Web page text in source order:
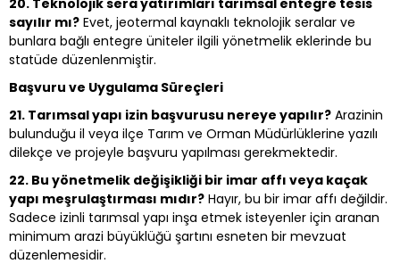
sayılır mı? Evet, jeotermal kaynaklı teknolojik seralar ve
bunlara bağlı entegre üniteler ilgili yönetmelik eklerinde bu
statüde düzenlenmiştir.
Başvuru ve Uygulama Süreçleri
21. Tarımsal yapı izin başvurusu nereye yapılır? Arazinin
bulunduğu il veya ilçe Tarım ve Orman Müdürlüklerine yazılı
dilekçe ve projeyle başvuru yapılması gerekmektedir.
22. Bu yönetmelik değişikliği bir imar affı veya kaçak
yapı meşrulaştırması mıdır? Hayır, bu bir imar affı değildir.
Sadece izinli tarımsal yapı inşa etmek isteyenler için aranan
minimum arazi büyüklüğü şartını esneten bir mevzuat
düzenlemesidir.